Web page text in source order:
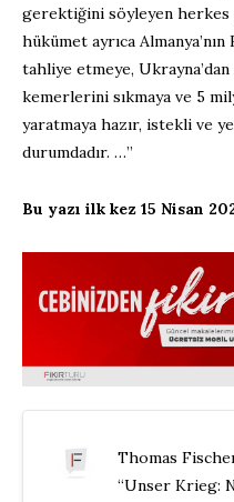
gerektiğini söyleyen herkes
hükümet ayrıca
tahliye etmeye,
kemerlerini sıkmaya ve 5
yaratmaya hazır, istekli ve
durumdadır. …”
Bu yazı ilk kez 15 Nisan
Thomas
“Unser Krieg: